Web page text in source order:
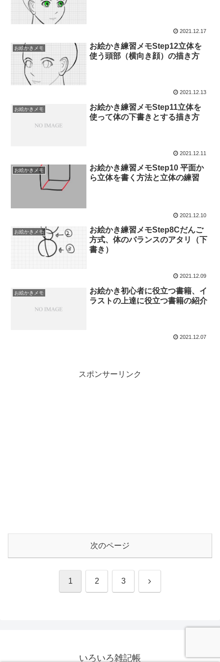
2021.12.17
お絵かきメモ
お絵かき練習メモStep12立体を
使う頭部（横向き顔）の描き方
2021.12.13
お絵かきメモ
お絵かき練習メモStep11立体を
使って体の下書きとする描き方
2021.12.11
お絵かきメモ
お絵かき練習メモStep10 平面か
ら立体を書く方法と立体の練習
2021.12.10
お絵かきメモ
お絵かき練習メモStep8Cだんご
方式、体のバランスのアタリ（下
書き）
2021.12.09
お絵かきメモ
お絵かき初心者に役立つ書籍、イ
ラストの上達に役立つ書籍の紹介
2021.12.07
スポンサーリンク
次のページ
1 2 3 次
いろいろ雑記帳